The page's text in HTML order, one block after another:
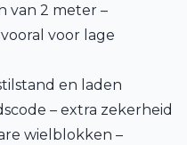
van 2 meter –
voor lage
en laden
– extra zekerheid
wielblokken –